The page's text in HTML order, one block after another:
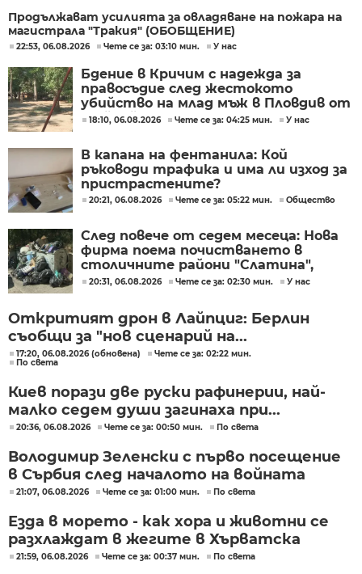
Продължават усилията за овладяване на пожара на
магистрала "Тракия" (ОБОБЩЕНИЕ)
22:53, 06.08.2026 Чете се за: 03:10 мин. У нас
Бдение в Кричим с надежда за
правосъдие след жестокото
убийство на млад мъж в Пловдив от
тийнейджъри
18:10, 06.08.2026 Чете се за: 04:25 мин. У нас
В капана на фентанила: Кой
ръководи трафика и има ли изход за
пристрастените?
20:21, 06.08.2026 Чете се за: 05:22 мин. Общество
След повече от седем месеца: Нова
фирма поема почистването в
столичните райони "Слатина",
"Подуяне" и "Изгрев"
20:31, 06.08.2026 Чете се за: 02:30 мин. У нас
Откритият дрон в Лайпциг: Берлин
съобщи за "нов сценарий на...
17:20, 06.08.2026 (обновена)
Чете се за: 02:22 мин.
По света
Киев порази две руски рафинерии, най-
малко седем души загинаха при...
20:36, 06.08.2026 Чете се за: 00:50 мин. По света
Володимир Зеленски с първо посещение
в Сърбия след началото на войната
21:07, 06.08.2026 Чете се за: 01:00 мин. По света
Езда в морето - как хора и животни се
разхлаждат в жегите в Хърватска
21:59, 06.08.2026 Чете се за: 00:37 мин. По света